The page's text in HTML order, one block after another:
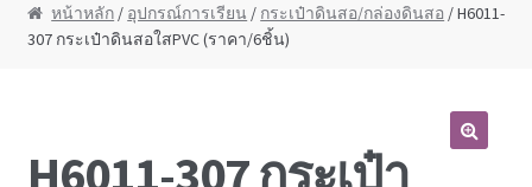
About Us
Checkout
หน้าหลัก / อุปกรณ์การเรียน / กระเป๋าดินสอ/กล่องดินสอ / H6011-
307 กระเป๋าดินสอใสPVC (ราคา/6ชิ้น)
H6011-307 กระเป๋า